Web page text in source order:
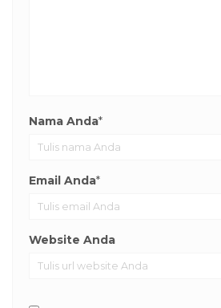
Nama Anda*
Email Anda*
Website Anda